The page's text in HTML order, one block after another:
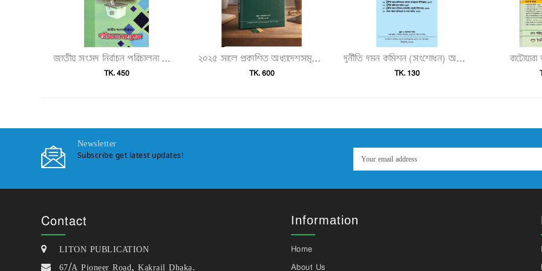
জাতীয় সংসদ নির্বাচন পরিচালনা ম্যানুয়েল"
TK. 450
২০২৫ সালে প্রকাশিত অধ্যাদেশসমূহ (অধ্যাদেশ ১–৮০)"
TK. 600
দুর্নীতি দমন কমিশন (সংশোধন) অধ্যাদেশ, ২০২৫ ও দুর্নীতি দমন কমিশন আইন, বিধিমালা ও সংশ্লিষ্ট আইনসমূহ"
TK. 130
Newsletter
Subscribe get latest updates!
Contact
LITON PUBLICATION
67/A Pioneer Road, Kakrail Dhaka.
Information
Home
About Us